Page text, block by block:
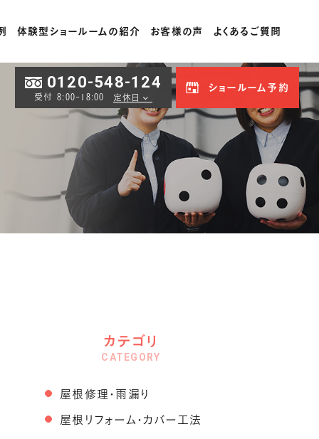
体験型ショールームの紹介 お客様の声 よくあるご質問
0120-548-124
受付 8:00-18:00 定休日
ショールーム予約
カテゴリ
CATEGORY
屋根修理・雨漏り
屋根リフォーム・カバー工法